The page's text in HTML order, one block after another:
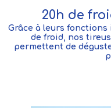
20h de
Grâce à leurs
de froid, nos
permettent de